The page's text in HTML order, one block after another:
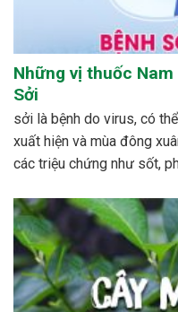
Những vị thuốc
Sởi
sởi là bệnh do virus, có
xuất hiện và mùa đông
các triệu chứng như sốt,